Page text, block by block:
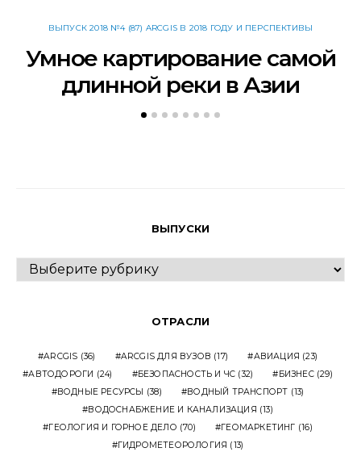
ВЫПУСК 2018 №4 (87) ARCGIS В 2018 ГОДУ И ПЕРСПЕКТИВЫ
Умное картирование самой
длинной реки в Азии
ВЫПУСКИ
ВЫПУСКИ
ОТРАСЛИ
ARCGIS (36) ARCGIS ДЛЯ ВУЗОВ (17) АВИАЦИЯ (23)
АВТОДОРОГИ (24) БЕЗОПАСНОСТЬ И ЧС (32) БИЗНЕС(29)
ВОДНЫЕ РЕСУРСЫ (38) ВОДНЫЙ ТРАНСПОРТ (13)
ВОДОСНАБЖЕНИЕ И КАНАЛИЗАЦИЯ (13)
ГЕОЛОГИЯ И ГОРНОЕ ДЕЛО (70) ГЕОМАРКЕТИНГ (16)
ГИДРОМЕТЕОРОЛОГИЯ (13)